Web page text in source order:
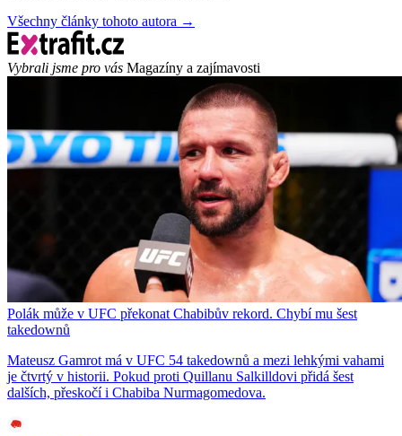
Všechny články tohoto autora →
Vybrali jsme pro vás Magazíny a zajímavosti
Polák může v UFC překonat Chabibův rekord. Chybí mu šest
takedownů
Mateusz Gamrot má v UFC 54 takedownů a mezi lehkými vahami
je čtvrtý v historii. Pokud proti Quillanu Salkilldovi přidá šest
dalších, přeskočí i Chabiba Nurmagomedova.